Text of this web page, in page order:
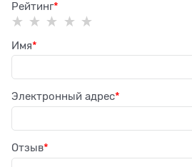
Рейтинг
Имя
Электронный адрес
Отзыв